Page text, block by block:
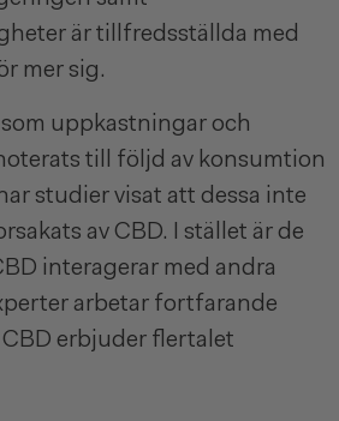
är tillfredsställda med
mer sig.
uppkastningar och
till följd av konsumtion
studier visat att dessa inte
av CBD. I stället är de
interagerar med andra
arbetar fortfarande
erbjuder flertalet